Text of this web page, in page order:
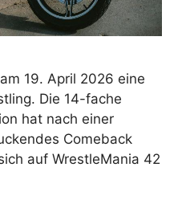
19. April 2026 eine
Die 14-fache
hat nach einer
Comeback
auf WrestleMania 42